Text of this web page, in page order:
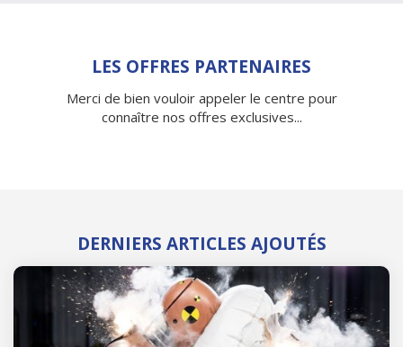
LES OFFRES PARTENAIRES
Merci de bien vouloir appeler le centre pour
connaître nos offres exclusives...
DERNIERS ARTICLES AJOUTÉS